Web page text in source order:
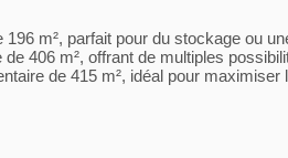
196 m², parfait pour du stockage ou
406 m², offrant de multiples
de 415 m², idéal pour maximiser